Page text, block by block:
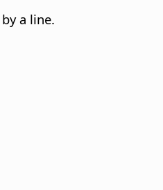
a line.